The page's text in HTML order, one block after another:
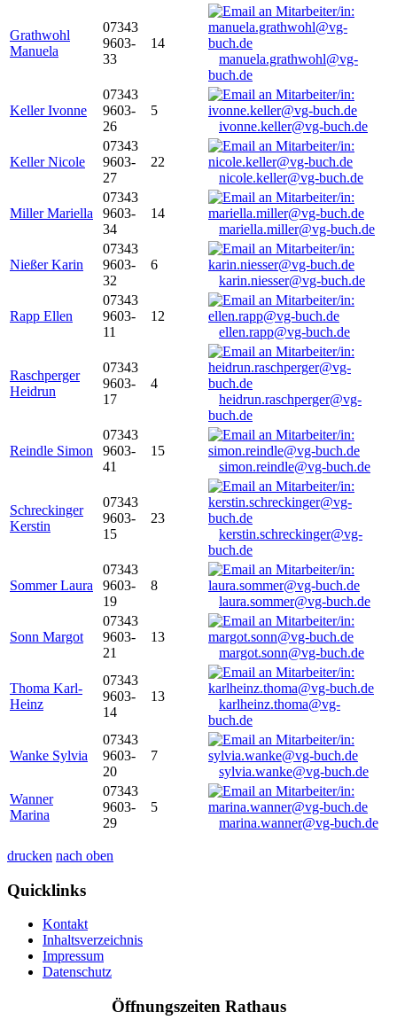
Grathwohl
Manuela
07343
9603-
33
14
manuela.grathwohl@vg-
buch.de
Keller Ivonne
07343
9603-
26
5
ivonne.keller@vg-buch.de
Keller Nicole
07343
9603-
27
22
nicole.keller@vg-buch.de
Miller Mariella
07343
9603-
34
14
mariella.miller@vg-buch.de
Nießer Karin
07343
9603-
32
6
karin.niesser@vg-buch.de
Rapp Ellen
07343
9603-
11
12
ellen.rapp@vg-buch.de
Raschperger
Heidrun
07343
9603-
17
4
heidrun.raschperger@vg-
buch.de
Reindle Simon
07343
9603-
41
15
simon.reindle@vg-buch.de
Schreckinger
Kerstin
07343
9603-
15
23
kerstin.schreckinger@vg-
buch.de
Sommer Laura
07343
9603-
19
8
laura.sommer@vg-buch.de
Sonn Margot
07343
9603-
21
13
margot.sonn@vg-buch.de
Thoma Karl-
Heinz
07343
9603-
14
13
karlheinz.thoma@vg-
buch.de
Wanke Sylvia
07343
9603-
20
7
sylvia.wanke@vg-buch.de
Wanner
Marina
07343
9603-
29
5
marina.wanner@vg-buch.de
drucken nach oben
Quicklinks
Kontakt
Inhaltsverzeichnis
Impressum
Datenschutz
Öffnungszeiten Rathaus